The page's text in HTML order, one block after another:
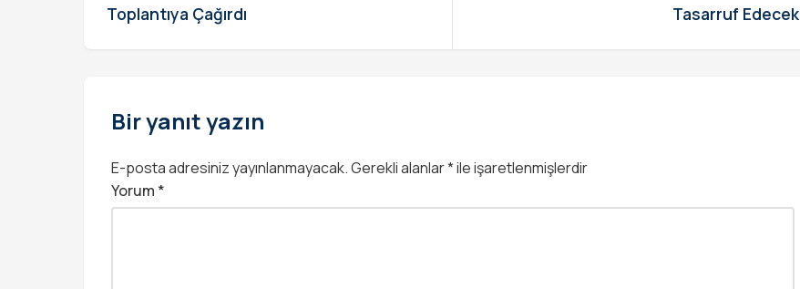
Toplantıya Çağırdı
Tasarruf Edecek
Bir yanıt yazın
E-posta adresiniz yayınlanmayacak.Gerekli alanlar*ile işaretlenmişlerdir
Yorum *